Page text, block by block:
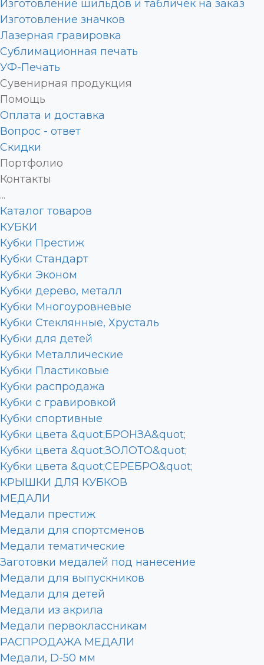
Изготовление шильдов и табличек на заказ
Изготовление значков
Лазерная гравировка
Сублимационная печать
УФ-Печать
Сувенирная продукция
Помощь
Оплата и доставка
Вопрос - ответ
Скидки
Портфолио
Контакты
...
Каталог товаров
КУБКИ
Кубки Престиж
Кубки Стандарт
Кубки Эконом
Кубки дерево, металл
Кубки Многоуровневые
Кубки Стеклянные, Хрусталь
Кубки для детей
Кубки Металлические
Кубки Пластиковые
Кубки распродажа
Кубки с гравировкой
Кубки спортивные
Кубки цвета &quot;БРОНЗА&quot;
Кубки цвета &quot;ЗОЛОТО&quot;
Кубки цвета &quot;СЕРЕБРО&quot;
КРЫШКИ ДЛЯ КУБКОВ
МЕДАЛИ
Медали престиж
Медали для спортсменов
Медали тематические
Заготовки медалей под нанесение
Медали для выпускников
Медали для детей
Медали из акрила
Медали первоклассникам
РАСПРОДАЖА МЕДАЛИ
Медали, D-50 мм